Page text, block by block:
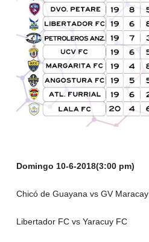
Domingo 10-6-2018(3:00 pm)
Chicó de Guayana vs GV Maracay
Libertador FC vs Yaracuy FC